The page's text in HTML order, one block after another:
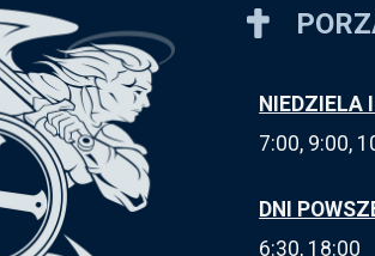
NIEDZIELA
7:00, 9:00,
DNI
6:30, 18:00